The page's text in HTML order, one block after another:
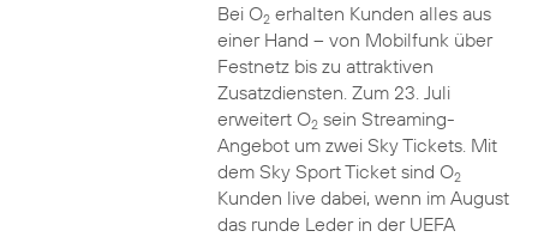
Bei O2erhalten Kunden alles aus
einer Hand – von Mobilfunk über
Festnetz bis zu attraktiven
Zusatzdiensten. Zum 23. Juli
erweitert O2sein Streaming-
Angebot um zwei Sky Tickets. Mit
dem Sky Sport Ticket sind O2
Kunden live dabei, wenn im August
das runde Leder in der UEFA